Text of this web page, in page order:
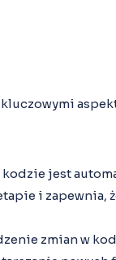
kodzie jest
i zapewnia,
zmian w